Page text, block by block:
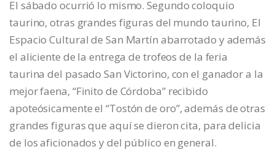
El sábado ocurrió lo mismo. Segundo coloquio
taurino, otras grandes figuras del mundo taurino, El
Espacio Cultural de San Martín abarrotado y además
el aliciente de la entrega de trofeos de la feria
taurina del pasado San Victorino, con el ganador a la
mejor faena, “Finito de Córdoba” recibido
apoteósicamente el “Tostón de oro”, además de otras
grandes figuras que aquí se dieron cita, para delicia
de los aficionados y del público en general.